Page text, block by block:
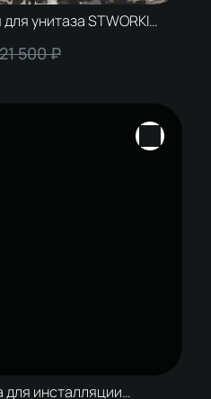
унитаза STWORKI
к полу и стене, с
21 500 ₽
для инсталляции